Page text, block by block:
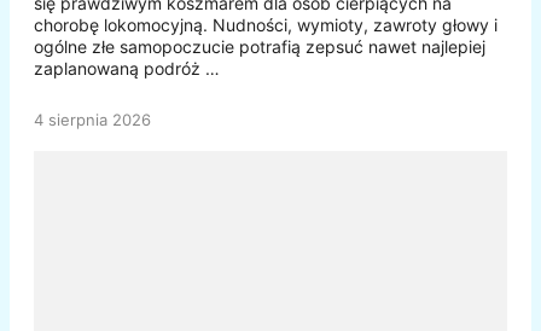
chorobę lokomocyjną. Nudności, wymioty, zawroty głowy i
ogólne złe samopoczucie potrafią zepsuć nawet najlepiej
zaplanowaną podróż …
4 sierpnia 2026